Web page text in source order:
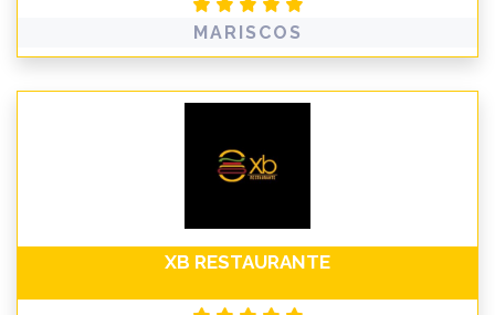
MARISCOS
XB RESTAURANTE